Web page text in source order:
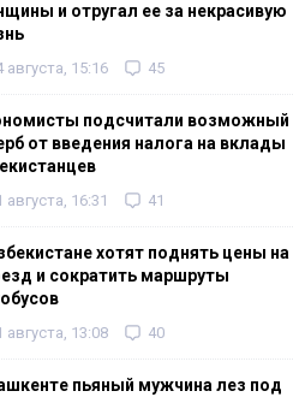
и отругал ее за некрасивую
августа, 15:16 45
подсчитали возможный
от введения налога на вклады
августа, 16:31 41
хотят поднять цены на
и сократить маршруты
августа, 13:08 40
пьяный мужчина лез под